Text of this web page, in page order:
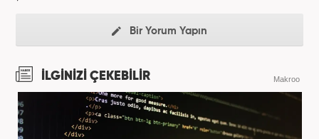
Bir Yorum Yapın
İLGİNİZİ ÇEKEBİLİR Makroo